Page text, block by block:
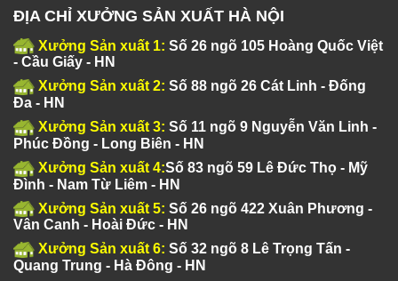
ĐỊA CHỈ XƯỞNG SẢN XUẤT HÀ NỘI
Xưởng Sản xuất 1: Số 26 ngõ 105 Hoàng Quốc Việt
- Cầu Giấy - HN
Xưởng Sản xuất 2: Số 88 ngõ 26 Cát Linh - Đống
Đa - HN
Xưởng Sản xuất 3: Số 11 ngõ 9 Nguyễn Văn Linh -
Phúc Đồng - Long Biên - HN
Xưởng Sản xuất 4:Số 83 ngõ 59 Lê Đức Thọ - Mỹ
Đình - Nam Từ Liêm - HN
Xưởng Sản xuất 5: Số 26 ngõ 422 Xuân Phương -
Vân Canh - Hoài Đức - HN
Xưởng Sản xuất 6: Số 32 ngõ 8 Lê Trọng Tấn -
Quang Trung - Hà Đông - HN